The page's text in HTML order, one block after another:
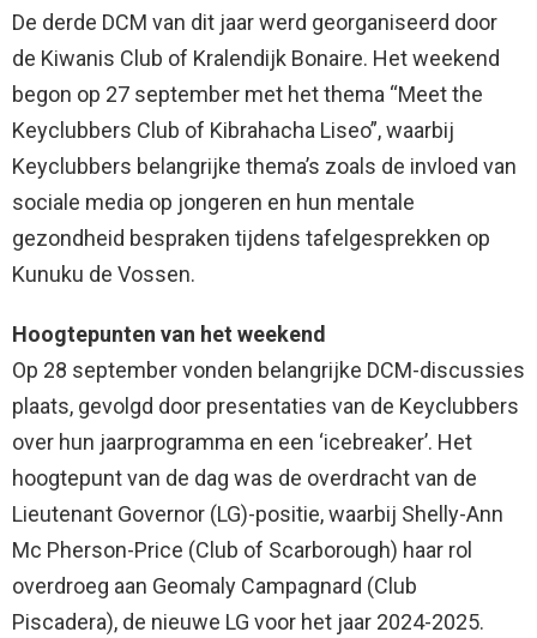
De derde DCM van dit jaar werd georganiseerd door
de Kiwanis Club of Kralendijk Bonaire. Het weekend
begon op 27 september met het thema “Meet the
Keyclubbers Club of Kibrahacha Liseo”, waarbij
Keyclubbers belangrijke thema’s zoals de invloed van
sociale media op jongeren en hun mentale
gezondheid bespraken tijdens tafelgesprekken op
Kunuku de Vossen.
Hoogtepunten van het weekend
Op 28 september vonden belangrijke DCM-discussies
plaats, gevolgd door presentaties van de Keyclubbers
over hun jaarprogramma en een ‘icebreaker’. Het
hoogtepunt van de dag was de overdracht van de
Lieutenant Governor (LG)-positie, waarbij Shelly-Ann
Mc Pherson-Price (Club of Scarborough) haar rol
overdroeg aan Geomaly Campagnard (Club
Piscadera), de nieuwe LG voor het jaar 2024-2025.